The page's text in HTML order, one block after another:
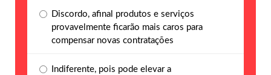
Discordo, afinal produtos e serviços
provavelmente ficarão mais caros para
compensar novas contratações
Indiferente, pois pode elevar a